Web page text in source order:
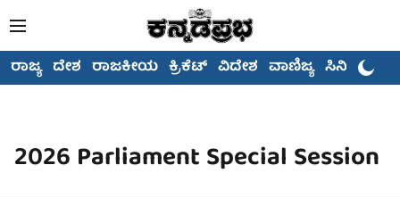
ರಾಜ್ಯ ದೇಶ ರಾಜಕೀಯ ಕ್ರಿಕೆಟ್ ವಿದೇಶ ವಾಣಿಜ್ಯ ಸಿನಿಮಾ
2026 Parliament Special Session